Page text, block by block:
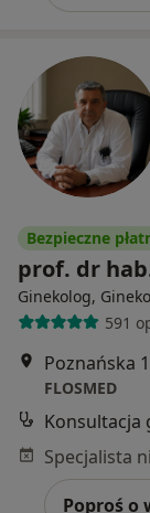
Bezpieczne
prof. dr
Ginekolog,
591
Poznańska
FLOSMED
Konsultacja
Poproś o